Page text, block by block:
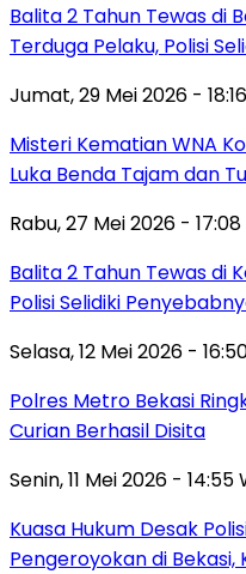
Balita 2 Tahun Tewas di
Terduga Pelaku, Polisi
Jumat, 29 Mei 2026 -
Misteri Kematian WNA
Luka Benda Tajam dan
Rabu, 27 Mei 2026 - 17:08
Balita 2 Tahun Tewas di
Polisi Selidiki
Selasa, 12 Mei 2026 -
Polres Metro Bekasi
Curian Berhasil Disita
Senin, 11 Mei 2026 - 14:55
Kuasa Hukum Desak
Pengeroyokan di